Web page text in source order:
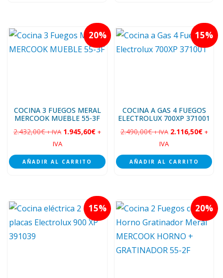
20
COCINA 3 FUEGOS MERAL
MERCOOK MUEBLE 55-3F
2.432,00€ + IVA 1.945,60€ +
IVA
AÑADIR AL CARRITO
15
COCINA A GAS 4 FUEGOS
ELECTROLUX 700XP 371001
2.490,00€ + IVA 2.116,50€ +
IVA
AÑADIR AL CARRITO
15 20